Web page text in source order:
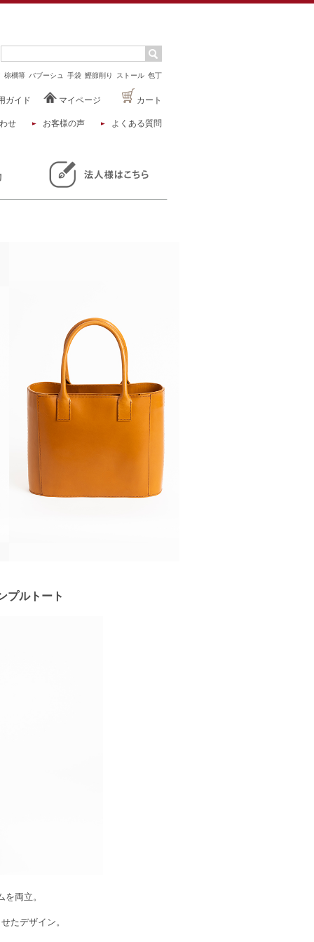
棕櫚箒 バブーシュ 手袋 鰹節削り ストール 包丁
ガイド マイページ カート
せ お客様の声 よくある質問
プルトート
両立。
たデザイン。